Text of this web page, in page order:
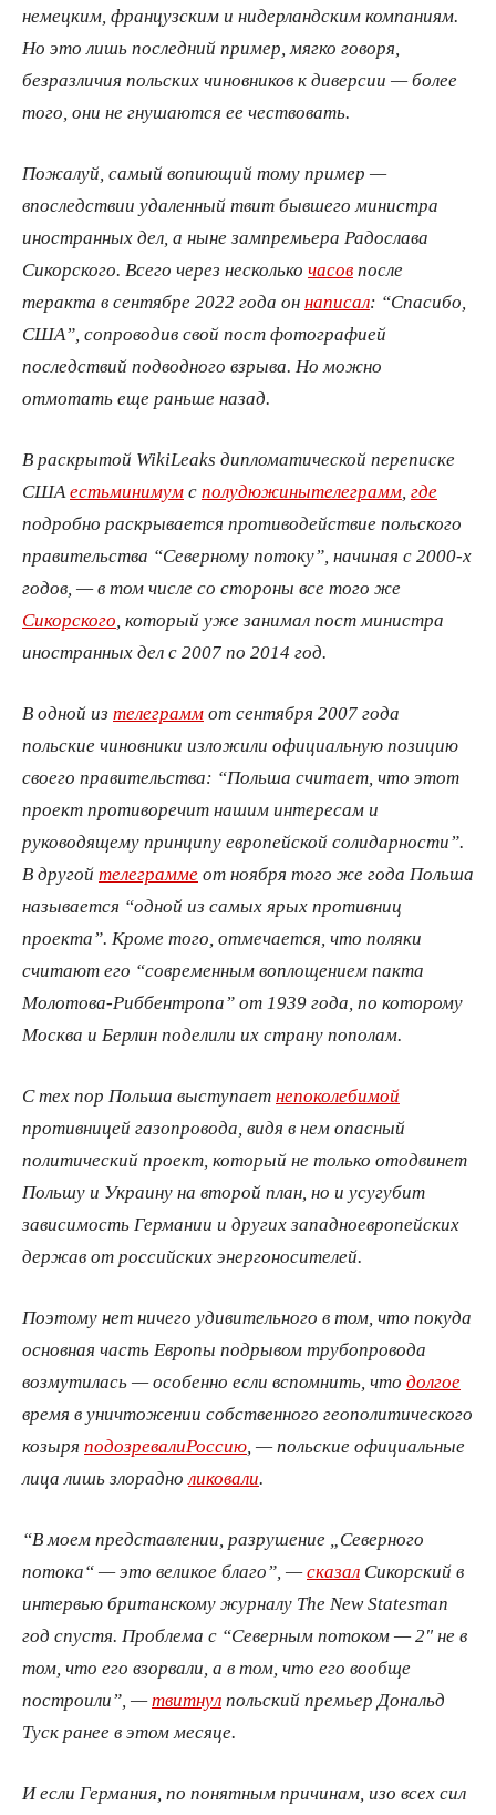
немецким, французским и нидерландским компаниям.
Но это лишь последний пример, мягко говоря,
безразличия польских чиновников к диверсии — более
того, они не гнушаются ее чествовать.
Пожалуй, самый вопиющий тому пример —
впоследствии удаленный твит бывшего министра
иностранных дел, а ныне зампремьера Радослава
Сикорского. Всего через несколько часов после
теракта в сентябре 2022 года он написал: “Спасибо,
США”, сопроводив свой пост фотографией
последствий подводного взрыва. Но можно
отмотать еще раньше назад.
В раскрытой WikiLeaks дипломатической переписке
США естьминимум с полудюжинытелеграмм где
подробно раскрывается противодействие польского
правительства “Северному потоку”, начиная с 2000-х
годов, — в том числе со стороны все того же
Сикорского , который уже занимал пост министра
иностранных дел с 2007 по 2014 год.
В одной из телеграмм от сентября 2007 года
польские чиновники изложили официальную позицию
своего правительства: “Польша считает, что этот
проект противоречит нашим интересам и
руководящему принципу европейской солидарности”.
В другой телеграмме от ноября того же года Польша
называется “одной из самых ярых противниц
проекта”. Кроме того, отмечается, что поляки
считают его “современным воплощением пакта
Молотова-Риббентропа” от 1939 года, по которому
Москва и Берлин поделили их страну пополам.
С тех пор Польша выступает непоколебимой
противницей газопровода, видя в нем опасный
политический проект, который не только отодвинет
Польшу и Украину на второй план, но и усугубит
зависимость Германии и других западноевропейских
держав от российских энергоносителей.
Поэтому нет ничего удивительного в том, что покуда
основная часть Европы подрывом трубопровода
возмутилась — особенно если вспомнить, что долгое
время в уничтожении собственного геополитического
козыря подозревалиРоссию , — польские официальные
лица лишь злорадно ликовали
“В моем представлении, разрушение „Северного
потока“ — это великое благо”, —сказал Сикорский в
интервью британскому журналу The New Statesman
год спустя. Проблема с “Северным потоком — 2″ не в
том, что его взорвали, а в том, что его вообще
построили”, — твитнул польский премьер Дональд
Туск ранее в этом месяце.
И если Германия, по понятным причинам, изо всех сил